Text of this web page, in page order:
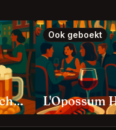
Lafayette Tavern Richmond
Ook geboekt
L'Opossum